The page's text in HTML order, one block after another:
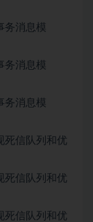
务消息模
务消息模
务消息模
死信队列和优
死信队列和优
死信队列和优